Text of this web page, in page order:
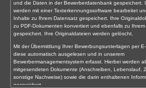
und die Daten in der Bewerberdatenbank gespeichert.
werden mit einer Texterkennungssoftware bearbeitet
Inhalte zu Ihrem Datensatz gespeichert. Ihre
zu PDF-Dokumenten konvertiert und ebenfalls zu
gespeichert. Ihre Originaldateien werden gelöscht.
Mit der Übermittlung Ihrer Bewerbungsunterlagen per
diese automatisch ausgelesen und in unserem
Bewerbermanagementsystem erfasst. Hierbei werden
mitgesendeten Dokumente (Anschreiben, Lebenslauf,
sonstige Nachweise) sowie die darin enthaltenen
gespeichert.